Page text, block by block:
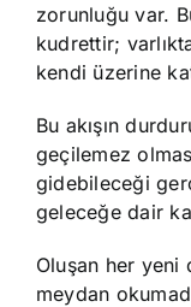
zorunluğu var.
kudrettir;
kendi üzerine
Bu akışın
geçilemez
gidebileceği
geleceğe dair
Oluşan her yeni
meydan